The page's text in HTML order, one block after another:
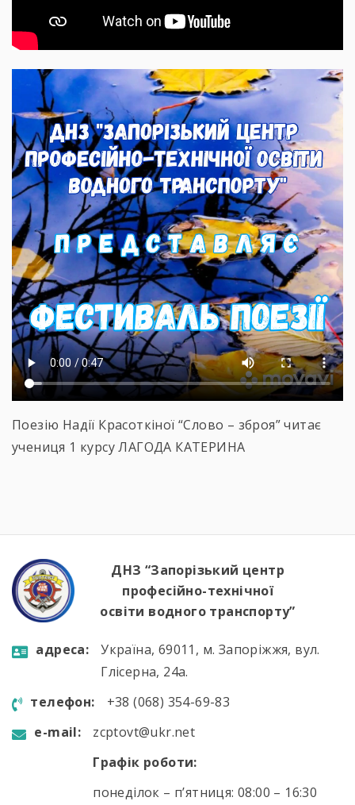
Поезію Надії Красоткіної “Слово – зброя” читає
учениця 1 курсу ЛАГОДА КАТЕРИНА
ДНЗ “Запорізький центр
професійно-технічної
освіти водного транспорту”
aдресa:
Україна, 69011, м. Запоріжжя, вул.
Глісерна, 24а.
телефон:
+38 (068) 354-69-83
e-mail:
zcptovt@ukr.net
Графік роботи:
понеділок – п’ятниця: 08:00 – 16:30